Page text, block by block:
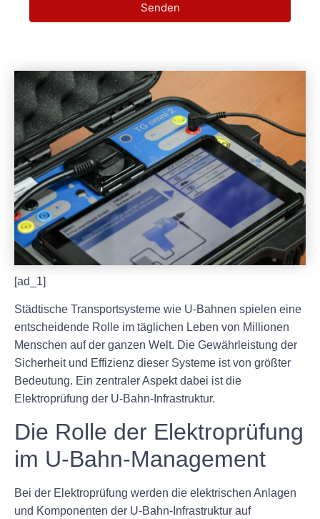
Senden
[ad_1]
Städtische Transportsysteme wie U-Bahnen spielen eine
entscheidende Rolle im täglichen Leben von Millionen
Menschen auf der ganzen Welt. Die Gewährleistung der
Sicherheit und Effizienz dieser Systeme ist von größter
Bedeutung. Ein zentraler Aspekt dabei ist die
Elektroprüfung der U-Bahn-Infrastruktur.
Die Rolle der Elektroprüfung
im U-Bahn-Management
Bei der Elektroprüfung werden die elektrischen Anlagen
und Komponenten der U-Bahn-Infrastruktur auf